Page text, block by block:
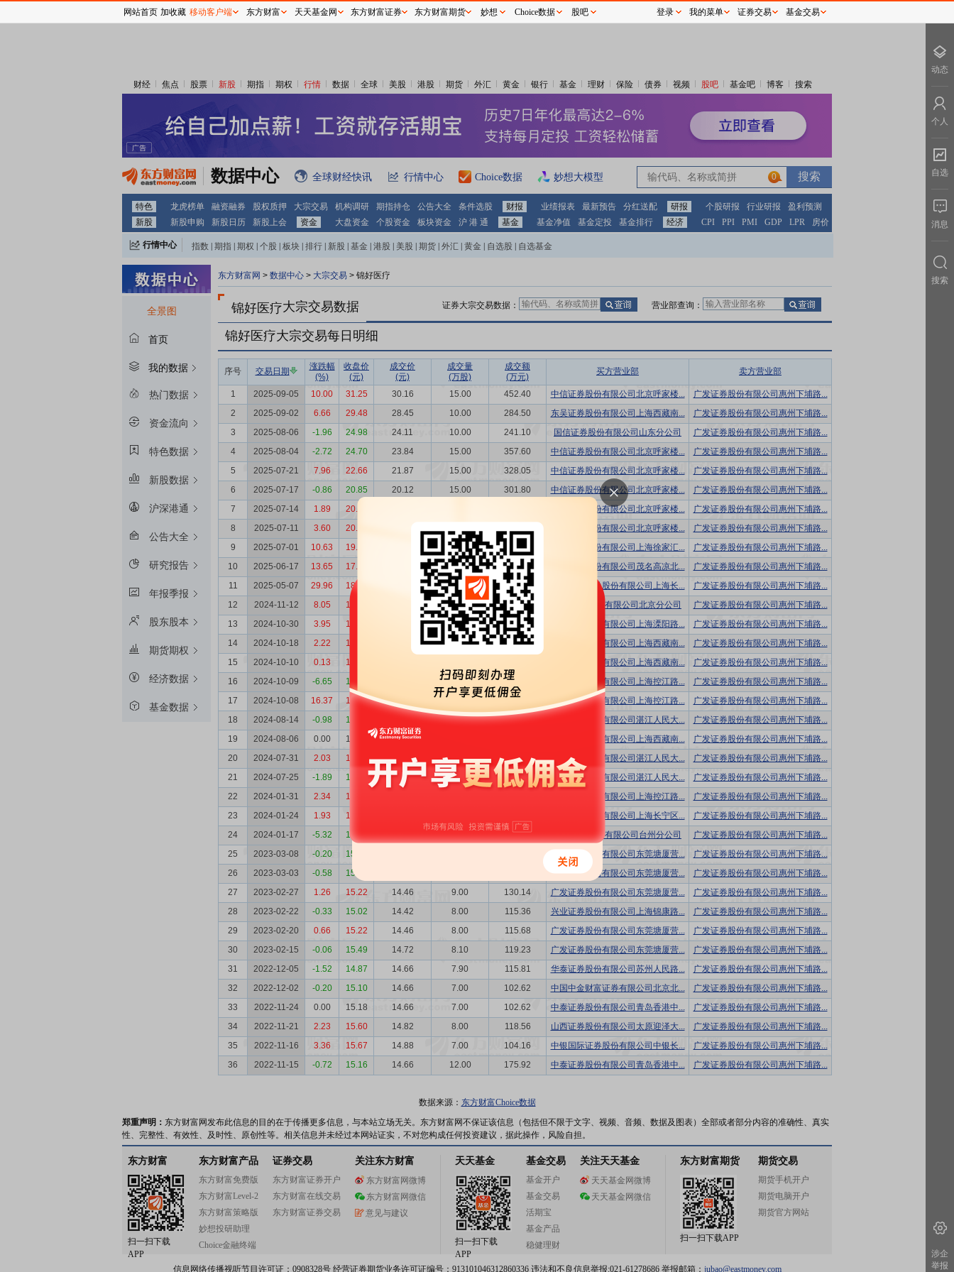
财经 焦点 股票 新股 期指 期权 行情 数据 全球 美股 港股 期货 外汇 黄金 银行 基金 理财 保险 债券 视频 股吧 基金吧 博客 搜索
数据中心 全球财经快讯 行情中心 Choice数据 妙想大模型 0
特色 龙虎榜单 融资融券 股权质押 大宗交易 机构调研 期指持仓 公告大全 条件选股 财报 业绩报表 最新预告 分红送配 研报 个股研报 行业研报
盈利预测
新股
新股申购 新股日历 新股上会 资金 大盘资金 个股资金 板块资金 沪 港 通 基金 基金净值 基金定投 基金排行 经济 CPI PPI PMI GDP LPR 房价
行情中心 指数 期指 期权 个股 板块 排行 新股 基金 港股 美股 期货 外汇 黄金 自选股 自选基金
全景图
首页
我的数据
热门数据
资金流向
特色数据
新股数据
沪深港通
公告大全
研究报告
年报季报
股东股本
期货期权
经济数据
基金数据
东方财富网 > 数据中心 > 大宗交易 > 锦好医疗
锦好医疗大宗交易数据 营业部查询：
证券大宗交易数据：
锦好医疗大宗交易每日明细
序号 交易日期
涨跌幅
(%)
收盘价
(元)
成交价
(元)
成交量
(万股)
成交额
(万元)
买方营业部 卖方营业部
1 2025-09-05 10.00 31.25 30.16 15.00 452.40 中信证券股份有限公司北京呼家楼...
广发证券股份有限公司惠州下埔路...
2
2025-09-02 6.66 29.48 28.45 10.00 284.50 东吴证券股份有限公司上海西藏南...
广发证券股份有限公司惠州下埔路...
3
2025-08-06 -1.96 24.98 24.11 10.00 241.10 国信证券股份有限公司山东分公司
广发证券股份有限公司惠州下埔路...
4
2025-08-04 -2.72 24.70 23.84 15.00 357.60 中信证券股份有限公司北京呼家楼...
广发证券股份有限公司惠州下埔路...
5
2025-07-21 7.96 22.66 21.87 15.00 328.05 中信证券股份有限公司北京呼家楼...
广发证券股份有限公司惠州下埔路...
6
2025-07-17 -0.86 20.85 20.12 15.00 301.80 中信证券股份有限公司北京呼家楼...
广发证券股份有限公司惠州下埔路...
7
2025-07-14 1.89 20.50 中信证券股份有限公司北京呼家楼...
广发证券股份有限公司惠州下埔路...
8
2025-07-11 3.60 20.12 中信证券股份有限公司北京呼家楼...
广发证券股份有限公司惠州下埔路...
9
2025-07-01 10.63 19.05 15.00 275.70 恒泰证券股份有限公司上海徐家汇...
广发证券股份有限公司惠州下埔路...
10
2025-06-17 13.65 17.65 15.00 255.45 国信证券股份有限公司茂名高凉北...
广发证券股份有限公司惠州下埔路...
11
2025-05-07 29.96 18.35 10.00 177.10 中国银河证券股份有限公司上海长...
广发证券股份有限公司惠州下埔路...
12
2024-11-12 8.05 18.39 15.00 266.25 东莞证券股份有限公司北京分公司
广发证券股份有限公司惠州下埔路...
13
2024-10-30 3.95 16.58 15.00 240.00 中信证券股份有限公司上海溧阳路...
广发证券股份有限公司惠州下埔路...
14
2024-10-18 2.22 16.59 15.00 240.15 东吴证券股份有限公司上海西藏南...
广发证券股份有限公司惠州下埔路...
15
2024-10-10 0.13 15.88 东吴证券股份有限公司上海西藏南...
广发证券股份有限公司惠州下埔路...
16
2024-10-09 -6.65 15.86 10.00 153.00 广发证券股份有限公司上海控江路...
广发证券股份有限公司惠州下埔路...
17
2024-10-08 16.37 16.99 16.31 20.00 326.20 广发证券股份有限公司上海控江路...
广发证券股份有限公司惠州下埔路...
18
2024-08-14 -0.98 10.12 13.00 127.01 国信证券股份有限公司湛江人民大...
广发证券股份有限公司惠州下埔路...
19
2024-08-06 0.00 10.64 10.32 东吴证券股份有限公司上海西藏南...
广发证券股份有限公司惠州下埔路...
20
2024-07-31 2.03 11.08 10.69 15.00 160.35 国信证券股份有限公司湛江人民大...
广发证券股份有限公司惠州下埔路...
21
2024-07-25 -1.89 10.88 10.50 10.00 105.00 国信证券股份有限公司湛江人民大...
广发证券股份有限公司惠州下埔路...
22
2024-01-31 2.34 10.50 广发证券股份有限公司上海控江路...
广发证券股份有限公司惠州下埔路...
23
2024-01-24 1.93 11.10 华泰证券股份有限公司上海长宁区...
广发证券股份有限公司惠州下埔路...
24
2024-01-17 -5.32 10.32 202.20 申万宏源证券有限公司台州分公司
广发证券股份有限公司惠州下埔路...
25
2023-03-08 -0.20 15.17 广发证券股份有限公司东莞塘厦营...
广发证券股份有限公司惠州下埔路...
26
2023-03-03 -0.58 15.30 广发证券股份有限公司东莞塘厦营...
广发证券股份有限公司惠州下埔路...
27
2023-02-27 1.26 15.22 14.46 9.00 130.14 广发证券股份有限公司东莞塘厦营...
广发证券股份有限公司惠州下埔路...
28
2023-02-22 -0.33 15.02 14.42 8.00 115.36 兴业证券股份有限公司上海锦康路...
广发证券股份有限公司惠州下埔路...
29
2023-02-20 0.66 15.22 14.46 8.00 115.68 广发证券股份有限公司东莞塘厦营...
广发证券股份有限公司惠州下埔路...
30
2023-02-15 -0.06 15.49 14.72 8.10 119.23 广发证券股份有限公司东莞塘厦营...
广发证券股份有限公司惠州下埔路...
31
2022-12-05 -1.52 14.87 14.66 7.90 115.81 华泰证券股份有限公司苏州人民路...
广发证券股份有限公司惠州下埔路...
32
2022-12-02 -0.20 15.10 14.66 7.00 102.62 中国中金财富证券有限公司北京北...
广发证券股份有限公司惠州下埔路...
33
2022-11-24 0.00 15.18 14.66 7.00 102.62 中泰证券股份有限公司青岛香港中...
广发证券股份有限公司惠州下埔路...
34
2022-11-21 2.23 15.60 14.82 8.00 118.56 山西证券股份有限公司太原迎泽大...
广发证券股份有限公司惠州下埔路...
35
2022-11-16 3.36 15.67 14.88 7.00 104.16 中银国际证券股份有限公司中银长...
广发证券股份有限公司惠州下埔路...
36
2022-11-15 -0.72 15.16 14.66 12.00 175.92 中泰证券股份有限公司青岛香港中... 广发证券股份有限公司惠州下埔路...
数据来源： 东方财富Choice数据
郑重声明： 东方财富网发布此信息的目的在于传播更多信息，与本站立场无关。东方财富网不保证该信息（包括但不限于文字、视频、音频、数据及图表）全部或者部分内容的准确性、真实
性、完整性、有效性、及时性、原创性等。相关信息并未经过本网站证实，不对您构成任何投资建议，据此操作，风险自担。
东方财富
扫一扫下载
APP
东方财富产品
东方财富免费版
东方财富Level-2
东方财富策略版
妙想投研助理
Choice金融终端
证券交易
东方财富证券开户
东方财富在线交易
东方财富证券交易
关注东方财富
东方财富网微博
东方财富网微信
意见与建议
天天基金
扫一扫下载
APP
基金交易
基金开户
基金交易
活期宝
基金产品
稳健理财
关注天天基金
天天基金网微博
天天基金网微信
东方财富期货
扫一扫下载APP
期货交易
期货手机开户
期货电脑开户
期货官方网站
信息网络传播视听节目许可证：0908328号 经营证券期货业务许可证编号：913101046312860336 违法和不良信息举报:021-61278686 举报邮箱： jubao@eastmoney.com
网站首页 加收藏 移动客户端 东方财富 天天基金网 东方财富证券 东方财富期货 妙想 Choice数据 股吧 登录 我的菜单 证券交易 基金交易
动态
个人
自选
消息
搜索
涉企
举报